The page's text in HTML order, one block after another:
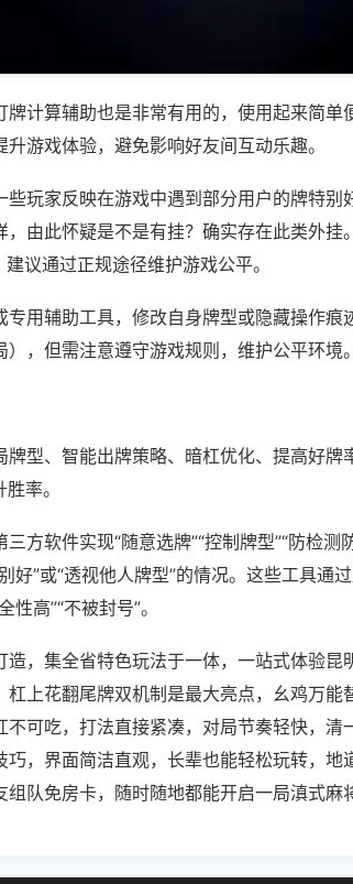
计算辅助也是非常有用的，使用起来简单
游戏体验，避免影响好友间互动乐趣。
玩家反映在游戏中遇到部分用户的牌特别
由此怀疑是不是有挂？确实存在此类外挂
议通过正规途径维护游戏公平。
用辅助工具，修改自身牌型或隐藏操作痕
，但需注意遵守游戏规则，维护公平环境。
型、智能出牌策略、暗杠优化、提高好牌
率。
方软件实现“随意选牌”“控制牌型”“防检测
好”或“透视他人牌型”的情况。这些工具通
高”“不被封号”。
，集全省特色玩法于一体，一站式体验昆
上花翻尾牌双机制是最大亮点，幺鸡万能
可吃，打法直接紧凑，对局节奏轻快，清
，界面简洁直观，长辈也能轻松玩转，地
队免房卡，随时随地都能开启一局滇式麻